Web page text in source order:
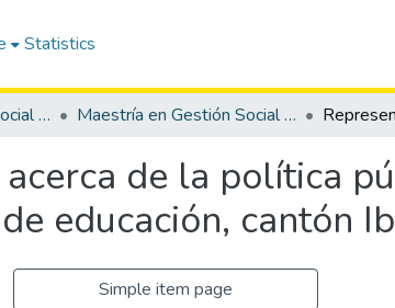
Statistics
Maestría en Gestión Social y Desarrollo Maestría en Gestión Social y Desarrollo, Mención Desarrollo Local
de la política
educación, cantón
Simple item page